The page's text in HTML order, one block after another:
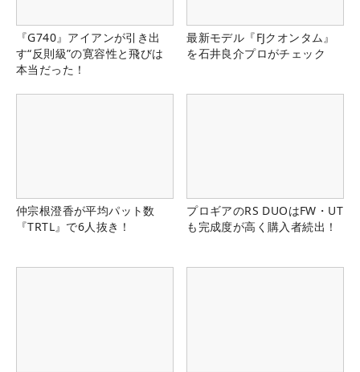
『G740』アイアンが引き出
す“反則級”の寛容性と飛びは
本当だった！
最新モデル『FJクオンタム』
を石井良介プロがチェック
仲宗根澄香が平均パット数
『TRTL』で6人抜き！
プロギアのRS DUOはFW・UT
も完成度が高く購入者続出！